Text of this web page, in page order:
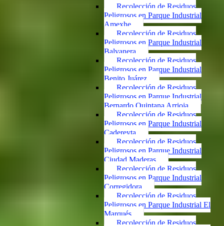
Recolección de Residuos
Peligrosos en Parque Industrial
Amexhe
Recolección de Residuos
Peligrosos en Parque Industrial
Balvanera
Recolección de Residuos
Peligrosos en Parque Industrial
Benito Juárez
Recolección de Residuos
Peligrosos en Parque Industrial
Bernardo Quintana Arrioja
Recolección de Residuos
Peligrosos en Parque Industrial
Cadereyta
Recolección de Residuos
Peligrosos en Parque Industrial
Ciudad Maderas
Recolección de Residuos
Peligrosos en Parque Industrial
Corregidora
Recolección de Residuos
Peligrosos en Parque Industrial El
Marqués
Recolección de Residuos